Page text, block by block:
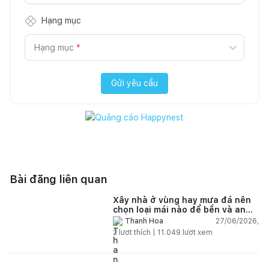
Hạng mục
Hạng mục *
Gửi yêu cầu
Bài đăng liên quan
Xây nhà ở vùng hay mưa đá nên
chọn loại mái nào để bền và an
toàn?Thanh Hoa
27/06/2026,
2 lượt thích | 11.049 lượt xem